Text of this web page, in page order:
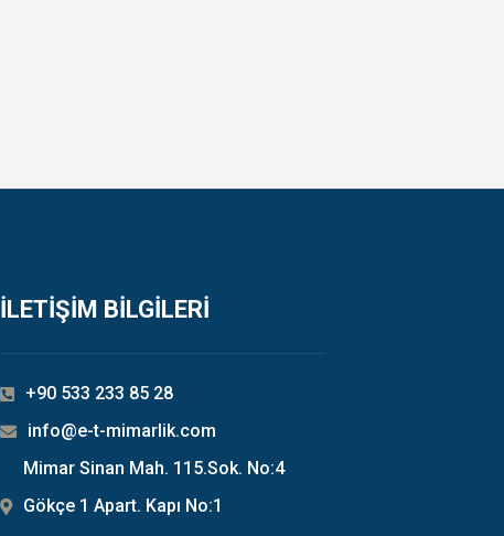
İLETİŞİM BİLGİLERİ
+90 533 233 85 28
info@e-t-mimarlik.com
Mimar Sinan Mah. 115.Sok. No:4
Gökçe 1 Apart. Kapı No:1